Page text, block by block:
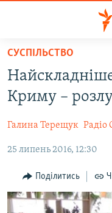
Перейти
основного
матеріалу
Перейти
до
навігації
Перейти
пошуку
ВІДЕО ТА ФОТО
ПОЛІТИКА
БЛОГИ
ПОГЛЯД
ІНТЕРВ'Ю
СУСПІЛЬСТВО
Криму –
Галина Терещук Радіо
25 липень 2016, 12:30
Поділитись